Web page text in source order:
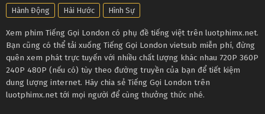
Hành Động Hài Hước Hình Sự
Xem phim Tiếng Gọi London có phụ đề tiếng việt trên luotphimx.net.
Bạn cũng có thể tải xuống Tiếng Gọi London vietsub miễn phí, đừng
quên xem phát trực tuyến với nhiều chất lượng khác nhau 720P 360P
240P 480P (nếu có) tùy theo đường truyền của bạn để tiết kiệm
dung lượng internet. Hãy chia sẻ Tiếng Gọi London trên
luotphimx.net tới mọi người để cùng thưởng thức nhé.